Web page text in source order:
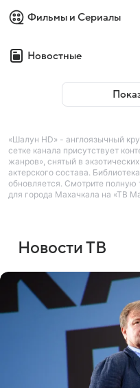
Фильмы и Сериалы
Новостные
«Шалун HD» - англоязычный
сетке канала присутствует
жанров», снятый в
актерского состава.
обновляется. Смотрите
для города Махачкала на «ТВ
Новости ТВ